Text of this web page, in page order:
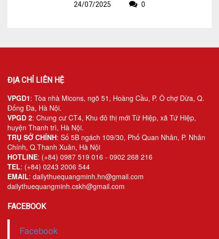
24/07/2025 0
ĐỊA CHỈ LIÊN HỆ
VPGD1: Tòa nhà Micons, ngõ 51, Hoàng Cầu, P. Ô chợ Dừa, Q.
Đống Đa, Hà Nội.
VPGD 2: Chung cư CT4, Khu đô thị mới Tứ Hiệp, xã Tứ Hiệp,
huyện Thanh trì, Hà Nội.
TRỤ SỞ CHÍNH: Số 5B ngách 109/30, Phố Quan Nhân, P. Nhân
Chính, Q.Thanh Xuân, Hà Nội
HOTLINE: (+84) 0987 519 016 - 0902 268 216
TEL: (+84) 0243 2006 544
EMAIL: dailythuequangminh.hn@gmail.com
dailythuequangminh.cskh@gmail.com
FACEBOOK
Facebook